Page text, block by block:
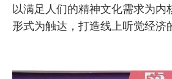
以满足人们的精神文化需求为内
形式为触达，打造线上听觉经济